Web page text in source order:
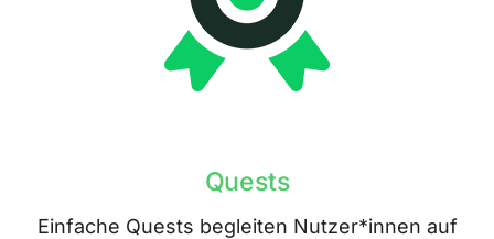
Quests
Einfache Quests begleiten Nutzer*innen auf